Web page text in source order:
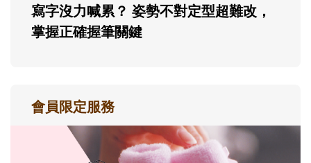
寫字沒力喊累？ 姿勢不對定型超難改，
掌握正確握筆關鍵
會員限定服務